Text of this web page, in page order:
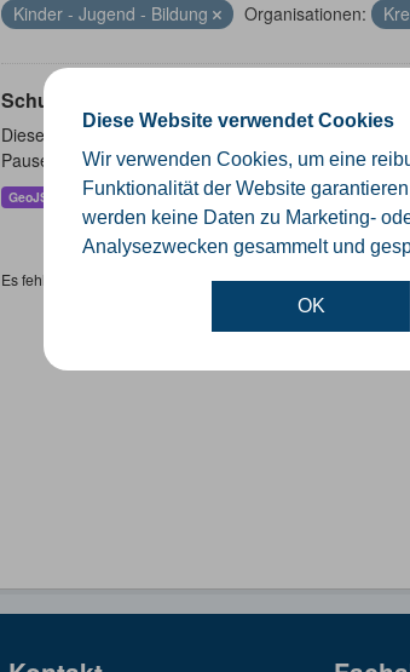
Diese Website verwendet Cookies
Wir verwenden Cookies, um eine
Funktionalität der Website
werden keine Daten zu Marketing-
Analysezwecken gesammelt und
OK
Kinder - Jugend - Bildung
Organisationen:
Schulen
Dieser Datensatz beinhaltet eine Darstellung der
Pausenzeiten und Schulträger.
GeoJSON SHP
Es fehlen spezifische Datensätze? Wenden Sie sich bitte an